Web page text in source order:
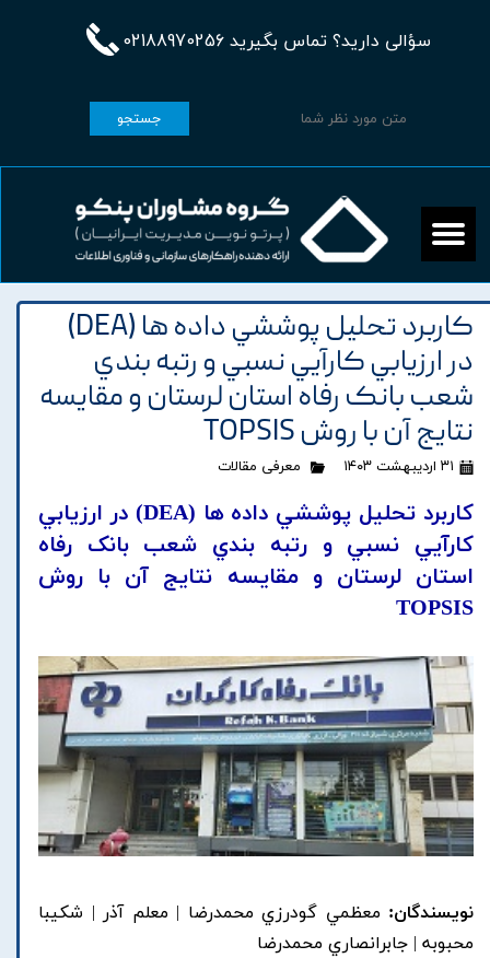
سؤالی دارید؟ تماس بگیرید 02188970256
جستجو
کاربرد تحليل پوششي داده ها (DEA)
در ارزيابي کارآيي نسبي و رتبه بندي
شعب بانک رفاه استان لرستان و مقايسه
نتايج آن با روش TOPSIS
۳۱ اردیبهشت ۱۴۰۳ معرفی مقالات
کاربرد تحليل پوششي داده ها (DEA) در ارزيابي
کارآيي نسبي و رتبه بندي شعب بانک رفاه
استان لرستان و مقايسه نتايج آن با روش
TOPSIS
نویسندگان: معظمي گودرزي محمدرضا | معلم آذر | شکيبا
محبوبه | جابرانصاري محمدرضا